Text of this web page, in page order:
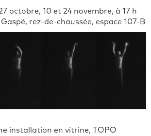
octobre, 10 et 24 novembre, à 17 h
rez-de-chaussée, espace 107-B
installation en vitrine, TOPO